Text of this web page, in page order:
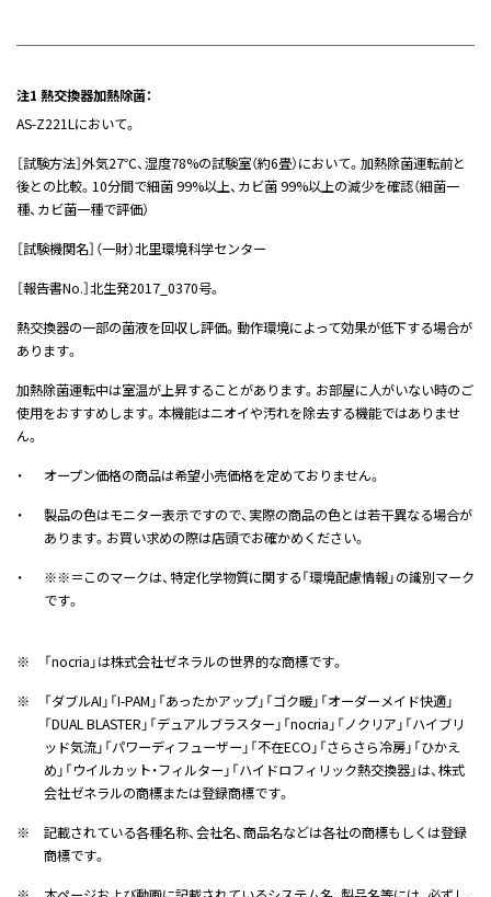
注1 熱交換器加熱除菌：
AS-Z221Lにおいて。
［試験方法］外気27℃、湿度78%の試験室（約6畳）において。加熱除菌運転前と
後との比較。10分間で細菌 99%以上、カビ菌 99%以上の減少を確認（細菌一
種、カビ菌一種で評価）
［試験機関名］（一財）北里環境科学センター
［報告書No.］北生発2017_0370号。
熱交換器の一部の菌液を回収し評価。動作環境によって効果が低下する場合が
あります。
加熱除菌運転中は室温が上昇することがあります。お部屋に人がいない時のご
使用をおすすめします。本機能はニオイや汚れを除去する機能ではありませ
ん。
・
オープン価格の商品は希望小売価格を定めておりません。
・
製品の色はモニター表示ですので、実際の商品の色とは若干異なる場合が
あります。お買い求めの際は店頭でお確かめください。
・
※※＝このマークは、特定化学物質に関する「環境配慮情報」の識別マーク
です。
※
「nocria」は株式会社ゼネラルの世界的な商標です。
※
「ダブルAI」「I-PAM」「あったかアップ」「ゴク暖」「オーダーメイド快適」
「DUAL BLASTER」「デュアルブラスター」「nocria」「ノクリア」「ハイブリ
ッド気流」「パワーディフューザー」「不在ECO」「さらさら冷房」「ひかえ
め」「ウイルカット・フィルター」「ハイドロフィリック熱交換器」は、株式
会社ゼネラルの商標または登録商標です。
※
記載されている各種名称、会社名、商品名などは各社の商標もしくは登録
商標です。